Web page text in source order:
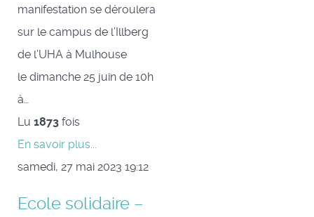
manifestation se déroulera
sur le campus de l’Illberg
de l’UHA à Mulhouse
le dimanche 25 juin de 10h
à…
Lu 1873 fois
En savoir plus...
samedi, 27 mai 2023 19:12
Ecole solidaire –